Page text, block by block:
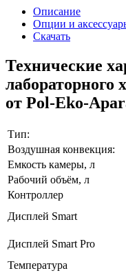
Описание
Опции и
Скачать
Технические
лабораторного
от Pol-Eko-
Тип:
Воздушная конвекция:
Емкость камеры, л
Рабочий объём, л
Контроллер
Дисплей Smart
Дисплей Smart Pro
Температура